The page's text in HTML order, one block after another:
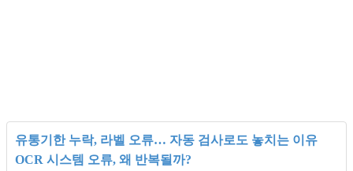
유통기한 누락, 라벨 오류… 자동 검사로도 놓치는 이유
OCR 시스템 오류, 왜 반복될까?